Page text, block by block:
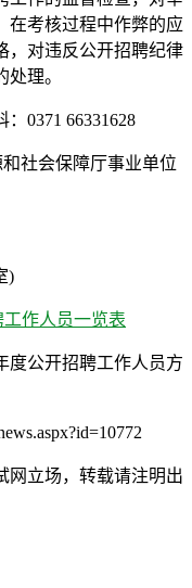
在考核过程中作弊的应
，对违反公开招聘纪律
理。
0371 66331628
和社会保障厅事业单位
)
作人员一览表
度公开招聘工作人员方
网立场，转载请注明出